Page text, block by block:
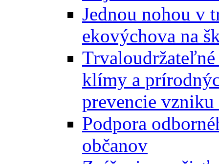
Jednou nohou v
ekovýchova na
klímy a
prevencie vzniku
Podpora
občanov